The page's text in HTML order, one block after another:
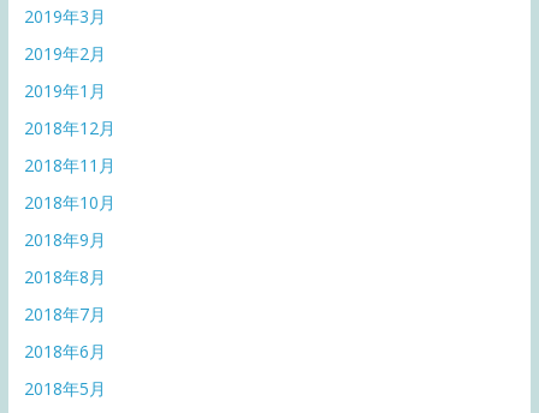
2019年3月
2019年2月
2019年1月
2018年12月
2018年11月
2018年10月
2018年9月
2018年8月
2018年7月
2018年6月
2018年5月